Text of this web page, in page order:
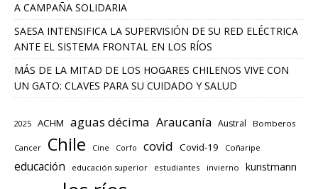
A CAMPAÑA SOLIDARIA
SAESA INTENSIFICA LA SUPERVISIÓN DE SU RED ELÉCTRICA
ANTE EL SISTEMA FRONTAL EN LOS RÍOS
MÁS DE LA MITAD DE LOS HOGARES CHILENOS VIVE CON
UN GATO: CLAVES PARA SU CUIDADO Y SALUD
2025 ACHM aguas décima Araucanía Austral Bomberos
Cancer Chile Cine Corfo covid Covid-19 Coñaripe
educación educación superior estudiantes invierno kunstmann